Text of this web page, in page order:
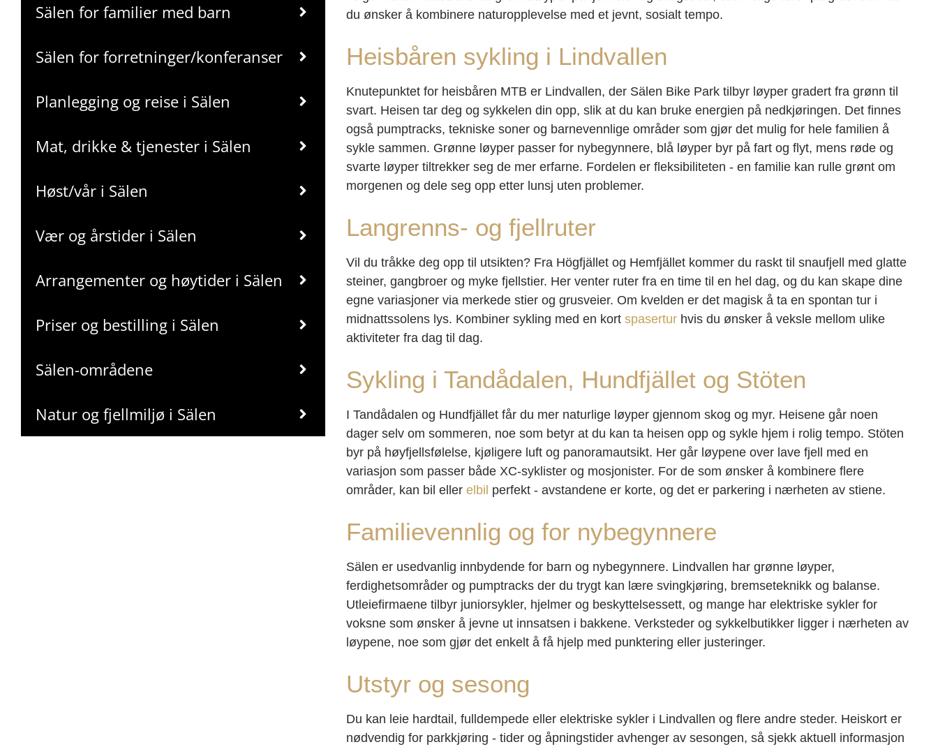
Sälen for familier med barn
Sälen for forretninger/konferanser
Planlegging og reise i Sälen
Mat, drikke & tjenester i Sälen
Høst/vår i Sälen
Vær og årstider i Sälen
Arrangementer og høytider i Sälen
Priser og bestilling i Sälen
Sälen-områdene
Natur og fjellmiljø i Sälen
du ønsker å kombinere naturopplevelse med et jevnt, sosialt tempo.
Heisbåren sykling i Lindvallen
Knutepunktet for heisbåren MTB er Lindvallen, der Sälen Bike Park tilbyr løyper gradert fra grønn til
svart. Heisen tar deg og sykkelen din opp, slik at du kan bruke energien på nedkjøringen. Det finnes
også pumptracks, tekniske soner og barnevennlige områder som gjør det mulig for hele familien å
sykle sammen. Grønne løyper passer for nybegynnere, blå løyper byr på fart og flyt, mens røde og
svarte løyper tiltrekker seg de mer erfarne. Fordelen er fleksibiliteten - en familie kan rulle grønt om
morgenen og dele seg opp etter lunsj uten problemer.
Langrenns- og fjellruter
Vil du tråkke deg opp til utsikten? Fra Högfjället og Hemfjället kommer du raskt til snaufjell med glatte
steiner, gangbroer og myke fjellstier. Her venter ruter fra en time til en hel dag, og du kan skape dine
egne variasjoner via merkede stier og grusveier. Om kvelden er det magisk å ta en spontan tur i
midnattssolens lys. Kombiner sykling med en kortspasertur hvis du ønsker å veksle mellom ulike
aktiviteter fra dag til dag.
Sykling i Tandådalen, Hundfjället og Stöten
I Tandådalen og Hundfjället får du mer naturlige løyper gjennom skog og myr. Heisene går noen
dager selv om sommeren, noe som betyr at du kan ta heisen opp og sykle hjem i rolig tempo. Stöten
byr på høyfjellsfølelse, kjøligere luft og panoramautsikt. Her går løypene over lave fjell med en
variasjon som passer både XC-syklister og mosjonister. For de som ønsker å kombinere flere
områder, kan bil ellerelbil perfekt - avstandene er korte, og det er parkering i nærheten av stiene.
Familievennlig og for nybegynnere
Sälen er usedvanlig innbydende for barn og nybegynnere. Lindvallen har grønne løyper,
ferdighetsområder og pumptracks der du trygt kan lære svingkjøring, bremseteknikk og balanse.
Utleiefirmaene tilbyr juniorsykler, hjelmer og beskyttelsessett, og mange har elektriske sykler for
voksne som ønsker å jevne ut innsatsen i bakkene. Verksteder og sykkelbutikker ligger i nærheten av
løypene, noe som gjør det enkelt å få hjelp med punktering eller justeringer.
Utstyr og sesong
Du kan leie hardtail, fulldempede eller elektriske sykler i Lindvallen og flere andre steder. Heiskort er
nødvendig for parkkjøring - tider og åpningstider avhenger av sesongen, så sjekk aktuell informasjon